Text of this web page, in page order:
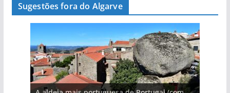
Sugestões fora do Algarve